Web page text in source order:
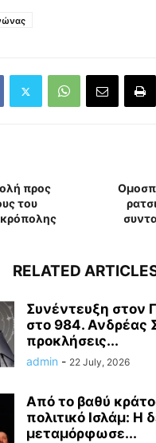
προς
του
RELATED
Συνέντευξη στον
στο 984. Ανδρέας
προκλήσεις...
admin - 22 July, 2026
Από το βαθύ
πολιτικό Ισλάμ: Η
μεταμόρφωσε...